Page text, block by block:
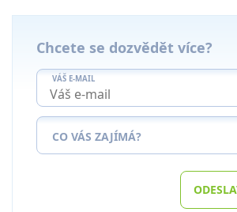
Chcete se dozvědět více?
VÁŠ E-MAIL
CO VÁS ZAJÍMÁ?